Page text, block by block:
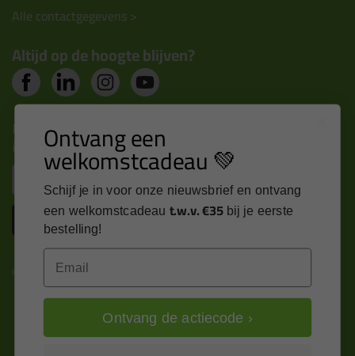
Alle contactgegevens >
Altijd op de hoogte blijven?
Nieuws, tips en exclusieve deals rechtstreeks in je
inbox
Inschrijven
Kitcentrum is trots op:
Ontvang een
welkomstcadeau 💚
Schijf je in voor onze nieuwsbrief en ontvang
een welkomstcadeau t.w.v. €35 bij je eerste
bestelling!
Email
Ontvang de actiecode ›